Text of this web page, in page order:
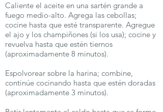
Caliente el aceite en una sartén grande a
fuego medio-alto. Agrega las cebollas;
cocine hasta que esté transparente. Agregue
el ajo y los champiñones (si los usa); cocine y
revuelva hasta que estén tiernos
(aproximadamente 8 minutos).
Espolvorear sobre la harina; combine,
continúe cocinando hasta que estén doradas
(aproximadamente 3 minutos).